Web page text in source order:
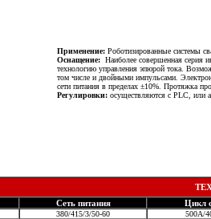
Применение: Роботизированные системы
Оснащение: Наиболее совершенная серия
технологию управления эпюрой тока.
том числе и двойными импульсами.
сети питания в пределах ±10%. Протяжка
Регулировки: осуществляются с PLC, или
Сеть питания Цикл
380/415/3/50-60 500A/